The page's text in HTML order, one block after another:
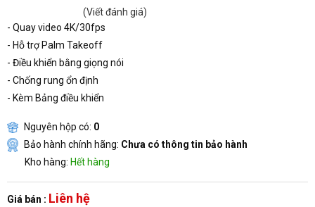
(Viết đánh giá)
- Quay video 4K/30fps
- Hỗ trợ Palm Takeoff
- Điều khiển bằng giọng nói
- Chống rung ổn định
- Kèm Bảng điều khiển
Nguyên hộp có: 0
Bảo hành chính hãng: Chưa có thông tin bảo hành
Kho hàng: Hết hàng
Giá bán : Liên hệ